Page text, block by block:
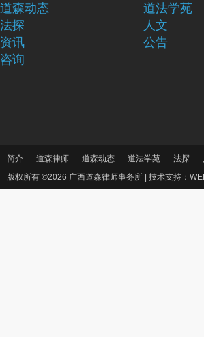
道森动态
道法学苑
法探
人文
资讯
公告
咨询
简介 道森律师 道森动态 道法学苑 法探
版权所有 ©2026 广西道森律师事务所 | 技术支持：